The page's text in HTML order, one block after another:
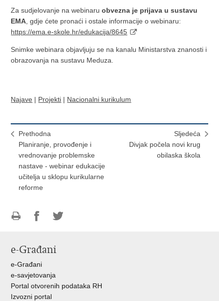
Za sudjelovanje na webinaruobvezna je prijava u sustavu
EMA , gdje ćete pronaći i ostale informacije o webinaru:
https://ema.e-skole.hr/edukacija/8645
Snimke webinara objavljuju se na kanalu Ministarstva znanosti i
obrazovanja na sustavu Meduza.
Najave | Projekti | Nacionalni kurikulum
Prethodna
Planiranje, provođenje i
vrednovanje problemske
nastave - webinar edukacije
učitelja u sklopu kurikularne
reforme
Sljedeća
Divjak počela novi krug
obilaska škola
FacebookuTwitteru
e-Građani
e-Građani
e-savjetovanja
Portal otvorenih podataka RH
Izvozni portal